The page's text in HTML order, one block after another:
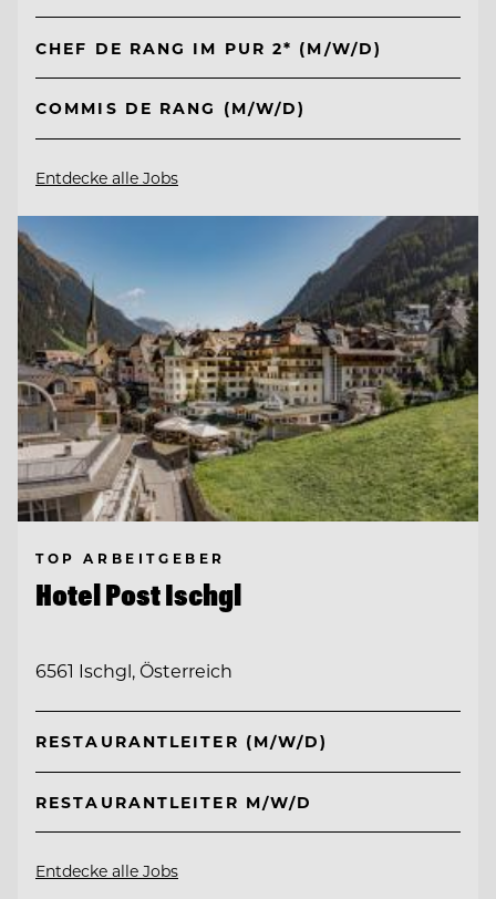
CHEF DE RANG IM PUR 2* (M/W/D)
COMMIS DE RANG (M/W/D)
Entdecke alle Jobs
TOP ARBEITGEBER
Hotel Post Ischgl
6561 Ischgl, Österreich
RESTAURANTLEITER (M/W/D)
RESTAURANTLEITER M/W/D
Entdecke alle Jobs